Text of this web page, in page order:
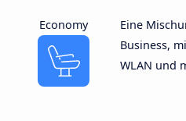
Economy
Eine
Business,
WLAN und